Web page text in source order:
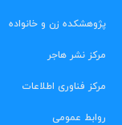
پژوهشکده زن و خانواده
مرکز نشر هاجر
مرکز فناوری اطلاعات
روابط عمومی